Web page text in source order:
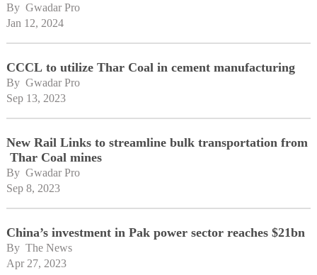
By Gwadar Pro
Jan 12, 2024
CCCL to utilize Thar Coal in cement manufacturing
By Gwadar Pro
Sep 13, 2023
New Rail Links to streamline bulk transportation from
Thar Coal mines
By Gwadar Pro
Sep 8, 2023
China’s investment in Pak power sector reaches $21bn
By The News
Apr 27, 2023